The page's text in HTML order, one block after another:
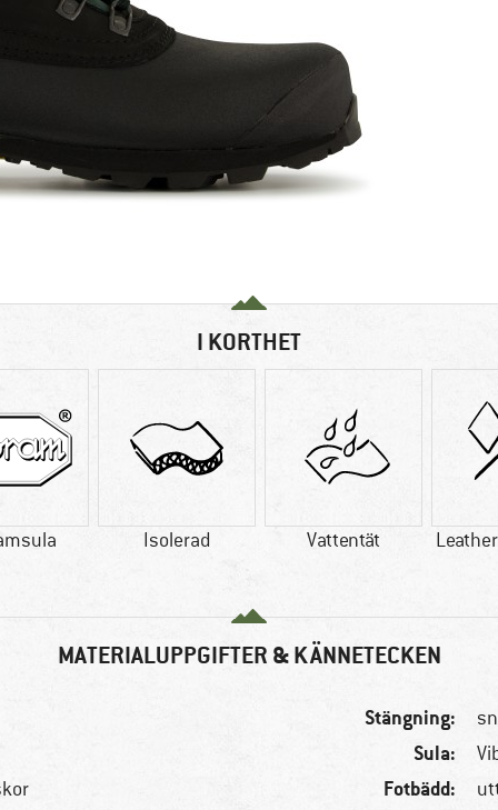
I KORTHET
Isolerad Vattentät
MATERIALUPPGIFTER & KÄNNETECKEN
Stängning:
Sula:
Fotbädd: